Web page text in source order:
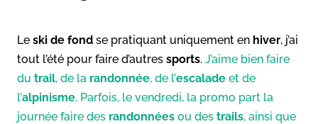
Le ski de fond se pratiquant uniquement en hiver, j’ai
tout l’été pour faire d’autres sports. J’aime bien faire
du trail, de la randonnée, de l’escalade et de
l’alpinisme. Parfois, le vendredi, la promo part la
journée faire des randonnées ou des trails, ainsi que